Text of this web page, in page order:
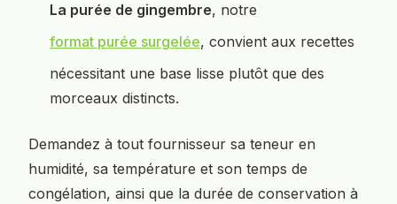
La purée de gingembre, notre
format purée surgelée, convient aux recettes
nécessitant une base lisse plutôt que des
morceaux distincts.
Demandez à tout fournisseur sa teneur en
humidité, sa température et son temps de
congélation, ainsi que la durée de conservation à